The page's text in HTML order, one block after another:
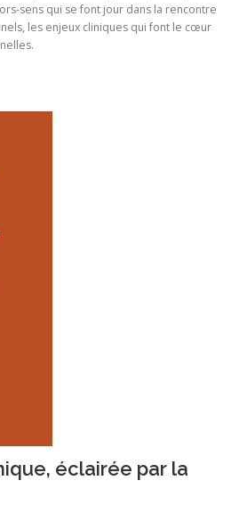
sens qui se font jour dans la rencontre
les enjeux cliniques qui font le cœur
éclairée par la